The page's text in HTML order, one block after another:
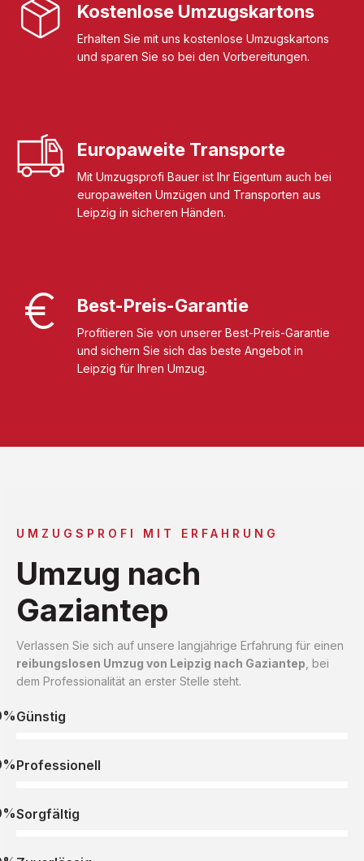
Kostenlose Umzugskartons
Erhalten Sie mit uns kostenlose Umzugskartons
und sparen Sie so bei den Vorbereitungen.
Europaweite Transporte
Mit Umzugsprofi Bauer ist Ihr Eigentum auch bei
europaweiten Umzügen und Transporten aus
Leipzig in sicheren Händen.
Best-Preis-Garantie
Profitieren Sie von unserer Best-Preis-Garantie
und sichern Sie sich das beste Angebot in
Leipzig für Ihren Umzug.
UMZUGSPROFI MIT ERFAHRUNG
Umzug nach
Gaziantep
Verlassen Sie sich auf unsere langjährige Erfahrung für einen
reibungslosen Umzug von Leipzig nach Gaziantep , bei
dem Professionalität an erster Stelle steht.
Günstig
Professionell
Sorgfältig